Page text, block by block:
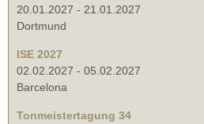
20.01.2027 - 21.01.2027
Dortmund
ISE 2027
02.02.2027 - 05.02.2027
Barcelona
Tonmeistertagung 34